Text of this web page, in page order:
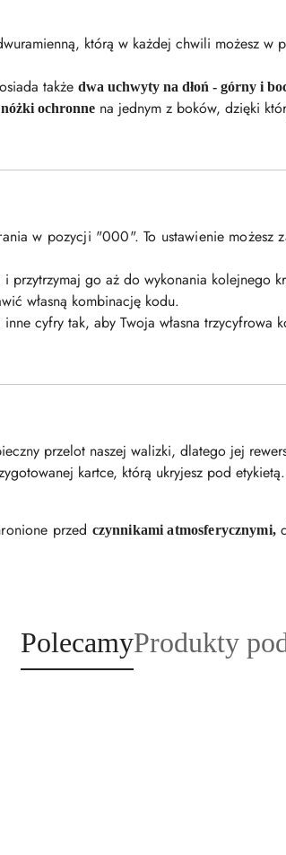
którą w każdej chwili możesz w
także dwa uchwyty na dłoń - górny i
ochronne na jednym z boków, dzięki
w pozycji "000". To ustawienie możesz
i przytrzymaj go aż do wykonania kolejnego
własną kombinację kodu.
cyfry tak, aby Twoja własna trzycyfrowa
przelot naszej walizki, dlatego jej
kartce, którą ukryjesz pod
przed czynnikami atmosferycznymi,
Produkty
o
PolecamyProdukty
o
Produkty